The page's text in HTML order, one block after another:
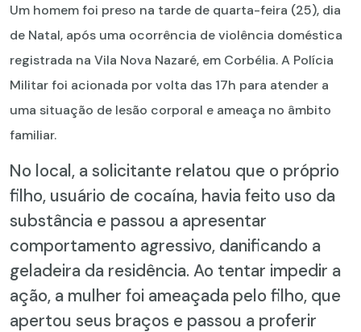
Um homem foi preso na tarde de quarta-feira (25), dia
de Natal, após uma ocorrência de violência doméstica
registrada na Vila Nova Nazaré, em Corbélia. A Polícia
Militar foi acionada por volta das 17h para atender a
uma situação de lesão corporal e ameaça no âmbito
familiar.
No local, a solicitante relatou que o próprio
filho, usuário de cocaína, havia feito uso da
substância e passou a apresentar
comportamento agressivo, danificando a
geladeira da residência. Ao tentar impedir a
ação, a mulher foi ameaçada pelo filho, que
apertou seus braços e passou a proferir